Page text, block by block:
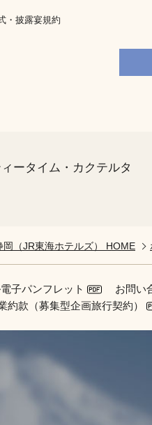
・披露宴規約
ータイム・カクテルタ
岡（JR東海ホテルズ） HOME
子パンフレット お問い
約款（募集型企画旅行契約）